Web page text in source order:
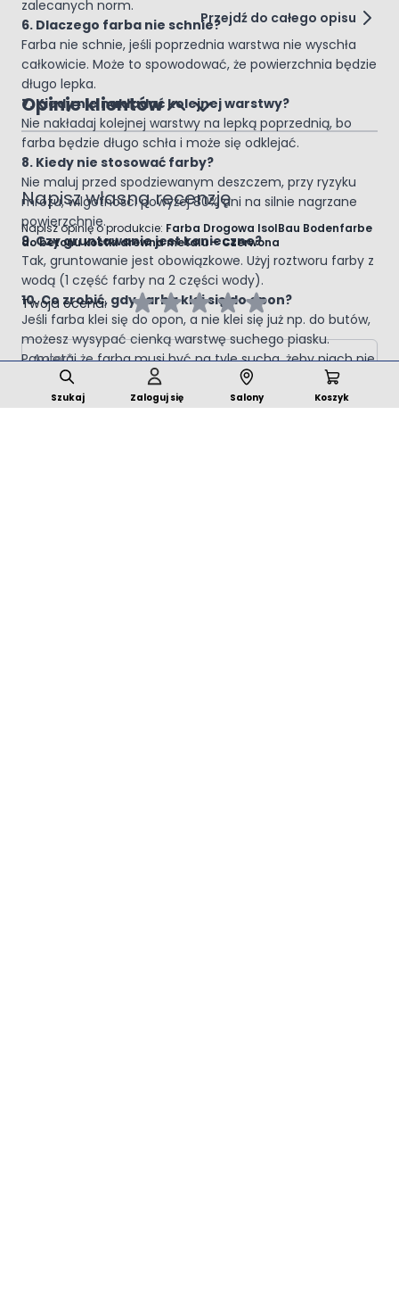
Szukaj Zaloguj się Salony Koszyk
zalecanych norm.
6. Dlaczego farba nie schnie?
Farba nie schnie, jeśli poprzednia warstwa nie wyschła
całkowicie. Może to spowodować, że powierzchnia będzie
długo lepka.
7. Kiedy nie nakładać kolejnej warstwy?
Nie nakładaj kolejnej warstwy na lepką poprzednią, bo
farba będzie długo schła i może się odklejać.
8. Kiedy nie stosować farby?
Nie maluj przed spodziewanym deszczem, przy ryzyku
mrozu, wilgotności powyżej 80% ani na silnie nagrzane
powierzchnie.
9. Czy gruntowanie jest konieczne?
Tak, gruntowanie jest obowiązkowe. Użyj roztworu farby z
wodą (1 część farby na 2 części wody).
10. Co zrobić, gdy farba klei się do opon?
Jeśli farba klei się do opon, a nie klei się już np. do butów,
możesz wysypać cienką warstwę suchego piasku.
Pamiętaj że farba musi być na tyle sucha, żeby piach nie
przykleił się do farby. Uwaga: robisz to na własną
odpowiedzialność!
Przejdź do całego opisu
Opinie klientów
Napisz własną recenzję
Napisz opinię o produkcie: Farba Drogowa IsolBau Bodenfarbe
do betonu kostki drewna metalu – Czerwona
Twoja ocena:
Autor
Podsumowanie